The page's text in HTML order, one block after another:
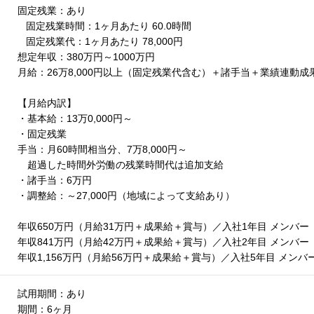
固定残業：あり
固定残業時間：1ヶ月あたり 60.0時間
固定残業代：1ヶ月あたり 78,000円
想定年収：380万円～1000万円
月給：26万8,000円以上（固定残業代含む）＋諸手当＋業績連動成
【月給内訳】
・基本給：13万0,000円～
・固定残業
手当：月60時間相当分、7万8,000円～
超過した時間外労働の残業時間代は追加支給
・諸手当：6万円
・調整給：～27,000円（地域によって支給あり）
年収650万円（月給31万円＋成果給＋賞与）／入社1年目 メンバー
年収841万円（月給42万円＋成果給＋賞与）／入社2年目 メンバー
年収1,156万円（月給56万円＋成果給＋賞与）／入社5年目 メンバ
試用期間：あり
期間：6ヶ月